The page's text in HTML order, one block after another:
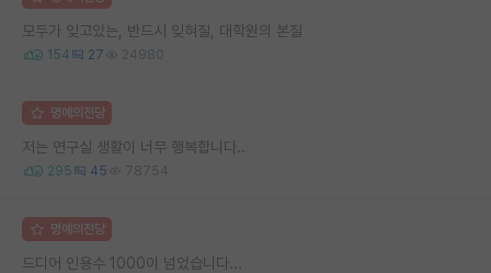
모두가 잊고있는, 반드시 잊혀질, 대학원의 본질
154 27 24980
명예의전당
저는 연구실 생활이 너무 행복합니다..
295 45 78754
명예의전당
드디어 인용수 1000이 넘었습니다...